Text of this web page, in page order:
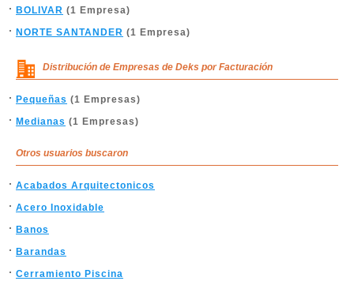
BOLIVAR (1 Empresa)
NORTE SANTANDER (1 Empresa)
Distribución de Empresas de Deks por Facturación
Pequeñas (1 Empresas)
Medianas (1 Empresas)
Otros usuarios buscaron
Acabados Arquitectonicos
Acero Inoxidable
Banos
Barandas
Cerramiento Piscina